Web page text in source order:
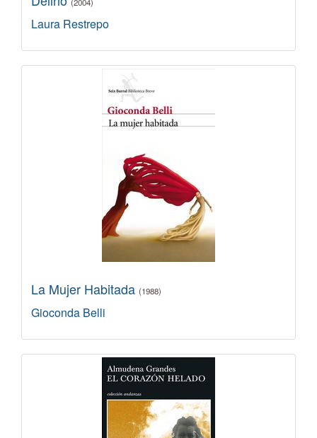
Laura Restrepo
La Mujer Habitada (1988)
Gioconda Belli